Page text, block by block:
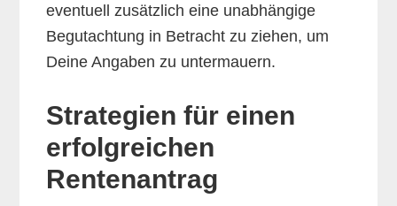
eventuell zusätzlich eine unabhängige
Begutachtung in Betracht zu ziehen, um
Deine Angaben zu untermauern.
Strategien für einen
erfolgreichen
Rentenantrag